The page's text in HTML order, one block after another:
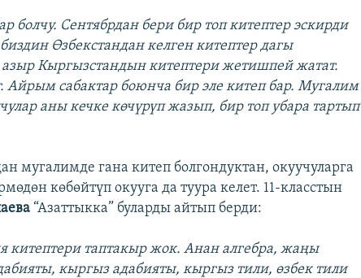
болчу. Сентябрдан бери бир топ китептер эскирди
Өзбекстандан келген китептер дагы
Кыргызстандын китептери жетишпей жатат.
Айрым сабактар боюнча бир эле китеп бар. Мугалим
аны кечке көчүрүп жазып, бир топ убара тартып
мугалимде гана китеп болгондуктан, окуучуларга
көбөйтүп окууга да туура келет. 11-класстын
“Азаттыкка” буларды айтып берди:
китептери таптакыр жок. Анан алгебра, жаңы
кыргыз адабияты, кыргыз тили, өзбек тили